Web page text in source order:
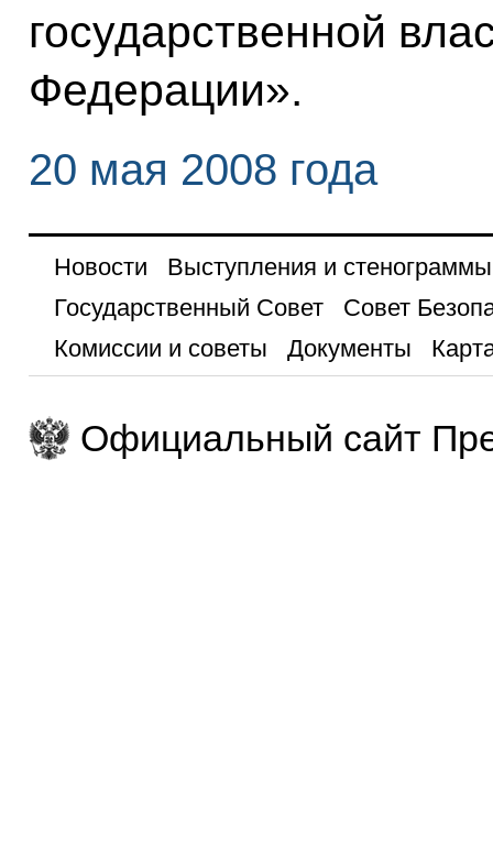
государственной
Федерации».
20 мая 2008 года
Новости
Выступления и стенограммы
Государственный Совет
Совет
Комиссии и советы
Документы
Официальный сайт